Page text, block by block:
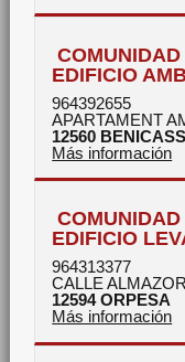
EDIFICIO
964392655
APARTAMENT
12560
Más información
EDIFICIO
964313377
CALLE
12594 ORPESA
Más información